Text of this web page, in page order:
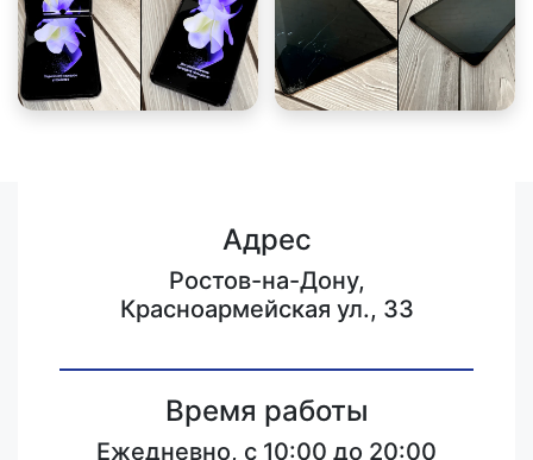
Адрес
Ростов-на-Дону,
Красноармейская ул., 33
Время работы
Ежедневно, с 10:00 до 20:00